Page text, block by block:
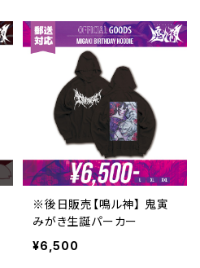
※後日販売【鳴ル神】 鬼寅
みがき生誕パーカー
¥6,500